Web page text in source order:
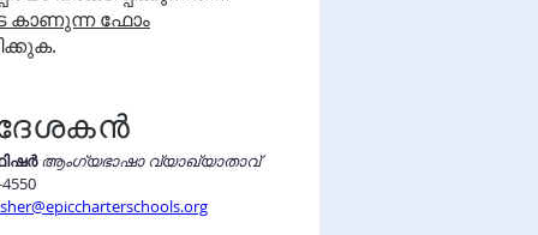
കാണുന്ന ഫോം
ആംഗ്യഭാഷാ വ്യാഖ്യാതാവ്